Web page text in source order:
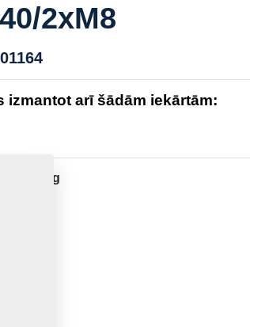
2xM8
izmantot arī šādām iekārtām:
Kg